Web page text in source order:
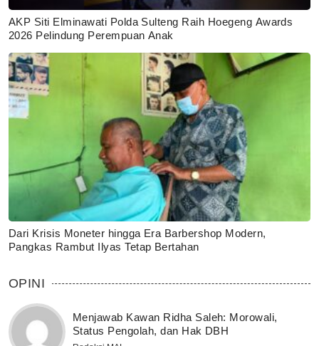
AKP Siti Elminawati Polda Sulteng Raih Hoegeng Awards
2026 Pelindung Perempuan Anak
Dari Krisis Moneter hingga Era Barbershop Modern,
Pangkas Rambut Ilyas Tetap Bertahan
OPINI
Menjawab Kawan Ridha Saleh: Morowali,
Status Pengolah, dan Hak DBH